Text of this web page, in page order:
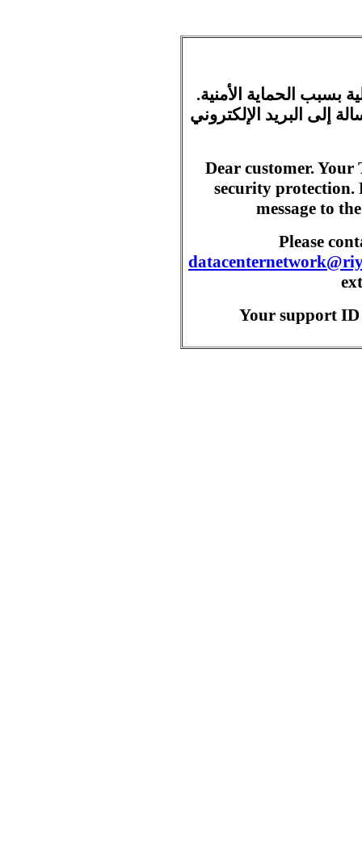
بسبب الحماية الأمنية.
إلى البريد الإلكتروني
Dear customer. Your
security protection.
message to
Please
Your support